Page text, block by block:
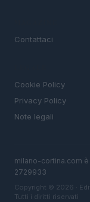
Contattaci
Cookie Policy
Privacy Policy
Note legali
milano-cortina.com è
2729933
Copyright © 2026 ·
Tutti i diritti riservati